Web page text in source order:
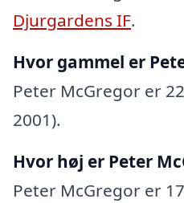
Djurgardens IF.
Hvor gammel er
Peter McGregor er
2001).
Hvor høj er Peter
Peter McGregor er